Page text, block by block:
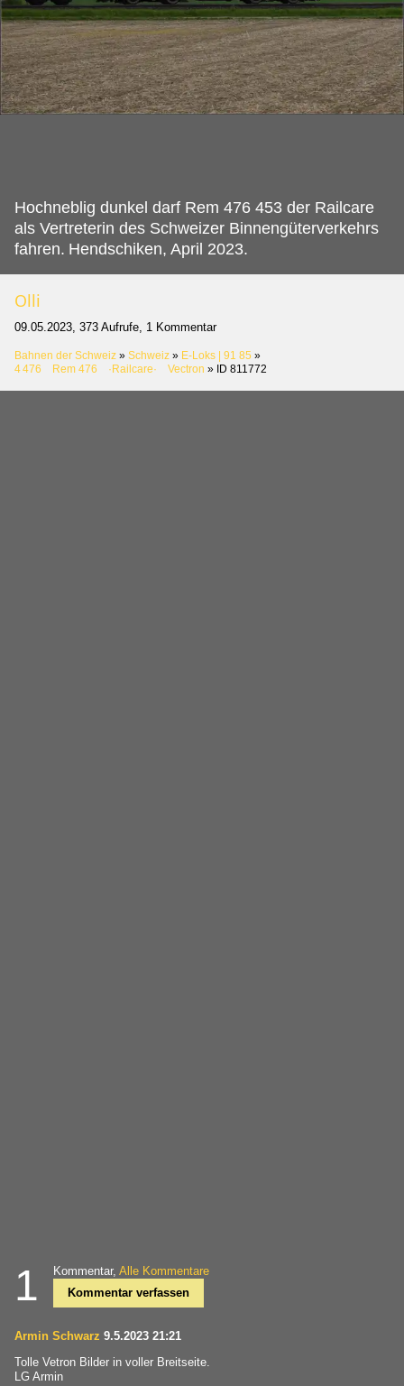
Hochneblig dunkel darf Rem 476 453 der Railcare
als Vertreterin des Schweizer Binnengüterverkehrs
fahren. Hendschiken, April 2023.
Olli
09.05.2023, 373 Aufrufe, 1 Kommentar
Bahnen der Schweiz » Schweiz » E-Loks | 91 85 »
4 476 Rem 476 ·Railcare· Vectron » ID 811772
1 Kommentar, Alle Kommentare
Kommentar verfassen
Armin Schwarz 9.5.2023 21:21
Tolle Vetron Bilder in voller Breitseite.
LG Armin